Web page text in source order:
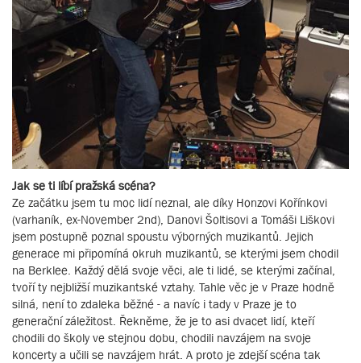
Jak se ti líbí pražská scéna?
Ze začátku jsem tu moc lidí neznal, ale díky Honzovi Kořínkovi
(varhaník, ex-November 2nd), Danovi Šoltisovi a Tomáši Liškovi
jsem postupně poznal spoustu výborných muzikantů. Jejich
generace mi připomíná okruh muzikantů, se kterými jsem chodil
na Berklee. Každý dělá svoje věci, ale ti lidé, se kterými začínal,
tvoří ty nejbližší muzikantské vztahy. Tahle věc je v Praze hodně
silná, není to zdaleka běžné - a navíc i tady v Praze je to
generační záležitost. Řekněme, že je to asi dvacet lidí, kteří
chodili do školy ve stejnou dobu, chodili navzájem na svoje
koncerty a učili se navzájem hrát. A proto je zdejší scéna tak